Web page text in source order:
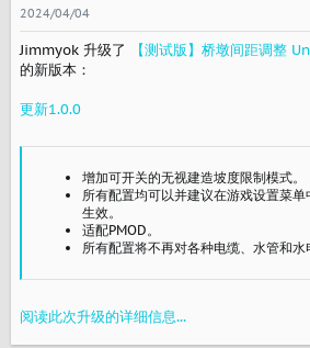
2024/04/04
Jimmyok 升级了
【测试版】桥墩间距调整
的新版本：
更新1.0.0
增加可开关的无视建造坡度限制模式。
所有配置均可以并建议在游戏设置菜
生效。
适配PMOD。
所有配置将不再对各种电缆、水管和水
阅读此次升级的详细信息...